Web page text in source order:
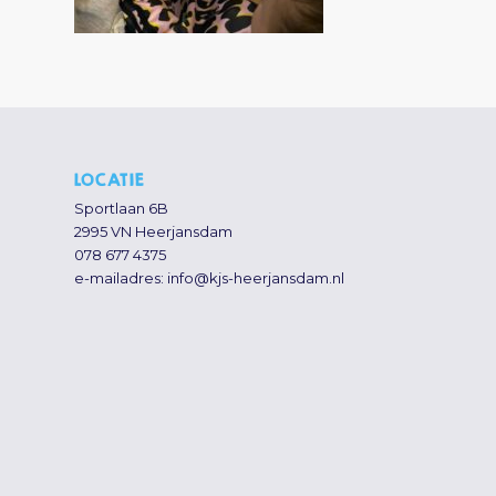
LOCATIE
Sportlaan 6B
2995 VN Heerjansdam
078 677 4375
e-mailadres: info@kjs-heerjansdam.nl